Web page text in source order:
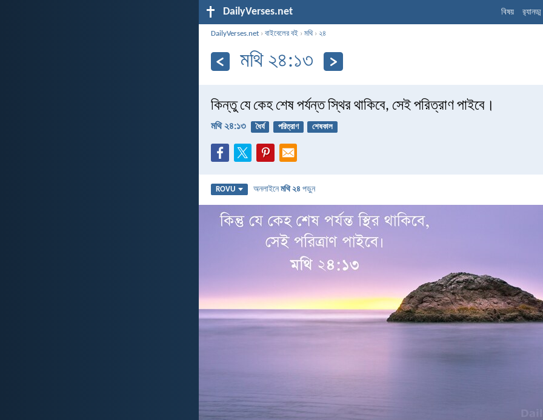
DailyVerses.net বিষয়
DailyVerses.net ›বাইবেলের বই ›মথি›২৪
মথি ২৪:১৩
কিন্তু যে কেহ শেষ পর্যন্ত স্থির থাকিবে, সেই পরিত্রাণ পাইবে।
মথি ২৪:১৩ ধৈর্য পরিত্রাণ শেষকাল
ROVU অনলাইনেমথি ২৪ পড়ুন